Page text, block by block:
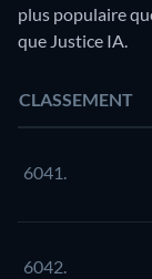
plus populaire
que Justice IA.
CLASSEMENT
6041.
6042.